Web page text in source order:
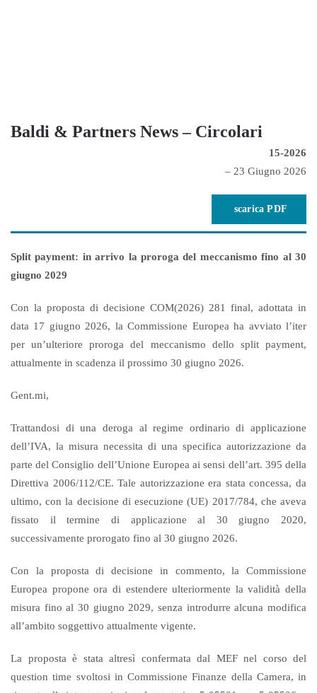
Baldi & Partners News– Circolari
15-2026
– 23 Giugno 2026
scarica PDF
Split payment: in arrivo la proroga del meccanismo fino al 30
giugno 2029
Con la proposta di decisione COM(2026) 281 final, adottata in
data 17 giugno 2026, la Commissione Europea ha avviato l’iter
per un’ulteriore proroga del meccanismo dello split payment,
attualmente in scadenza il prossimo 30 giugno 2026.
Gent.mi,
Trattandosi di una deroga al regime ordinario di applicazione
dell’IVA, la misura necessita di una specifica autorizzazione da
parte del Consiglio dell’Unione Europea ai sensi dell’art. 395 della
Direttiva 2006/112/CE. Tale autorizzazione era stata concessa, da
ultimo, con la decisione di esecuzione (UE) 2017/784, che aveva
fissato il termine di applicazione al 30 giugno 2020,
successivamente prorogato fino al 30 giugno 2026.
Con la proposta di decisione in commento, la Commissione
Europea propone ora di estendere ulteriormente la validità della
misura fino al 30 giugno 2029, senza introdurre alcuna modifica
all’ambito soggettivo attualmente vigente.
La proposta è stata altresì confermata dal MEF nel corso del
question time svoltosi in Commissione Finanze della Camera, in